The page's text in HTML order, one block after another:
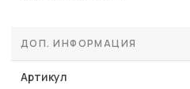
ДОП. ИНФОРМАЦИЯ
Артикул